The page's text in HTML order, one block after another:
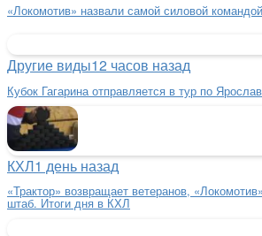
«Локомотив» назвали самой силовой
Другие виды12 часов назад
Кубок Гагарина отправляется в тур по
КХЛ1 день назад
«Трактор» возвращает ветеранов,
штаб. Итоги дня в КХЛ